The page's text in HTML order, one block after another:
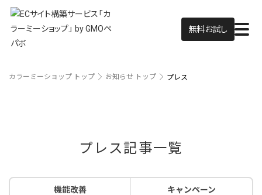
無料お試し
カラーミーショップ トップ お知らせ トップ プレス
プレス記事一覧
機能改善 キャンペーン